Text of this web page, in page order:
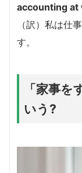
accounting at
（訳）私は仕
す。
「家事
いう?